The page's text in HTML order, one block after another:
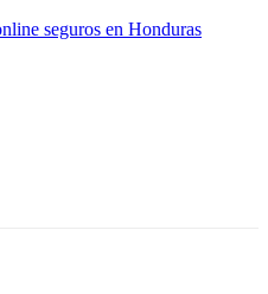
seguros en Honduras